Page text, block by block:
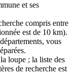
et ses
compris entre
est de 10 km).
vous
loupe ; la liste des
de recherche est